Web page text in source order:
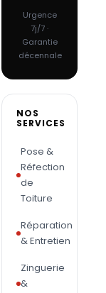
Urgence
7j/7 ·
Garantie
décennale
NOS
SERVICES
Pose &
Réfection
de
Toiture
Réparation
& Entretien
Zinguerie
&